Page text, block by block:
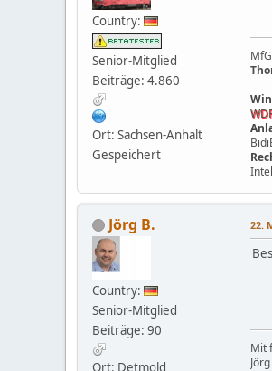
Country:
Senior-Mitglied
Beiträge: 4.860
Ort: Sachsen-Anhalt
Gespeichert
MfG
Jörg B.
Country:
Senior-Mitglied
Beiträge: 90
Ort: Detmold
22.
Mit
Jörg